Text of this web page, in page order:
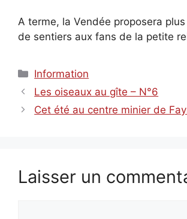
A terme, la Vendée proposera
de sentiers aux fans de la petite
Catégories
Information
Les oiseaux au gîte – N°6
Cet été au centre minier de
Laisser un